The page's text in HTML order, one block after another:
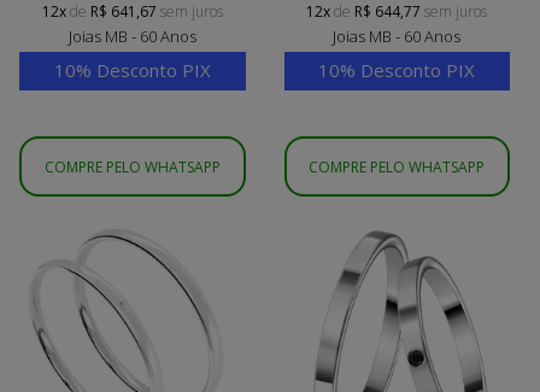
12xde R$ 641,67 sem juros
Joias MB - 60 Anos
10% Desconto PIX
COMPRE PELO WHATSAPP
12xde R$ 644,77 sem juros
Joias MB - 60 Anos
10% Desconto PIX
COMPRE PELO WHATSAPP